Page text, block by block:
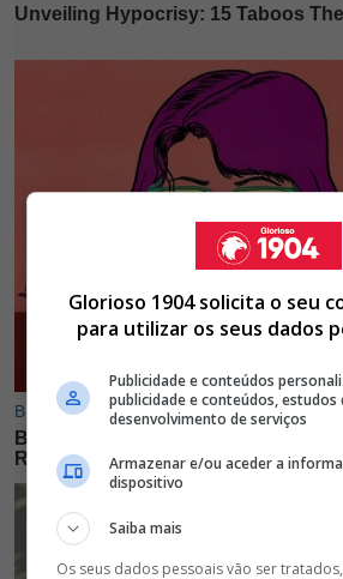
Glorioso 1904 solicita o seu
para utilizar os seus dados
Publicidade e conteúdos
publicidade e conteúdos, estudos
desenvolvimento de serviços
Armazenar e/ou aceder a
dispositivo
Saiba mais
Os seus dados pessoais vão ser